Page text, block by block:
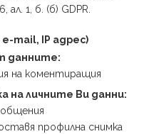
ал. 1, б. (б) GDPR.
mail, IP адрес)
данните:
на коментиращия
на личните Ви данни:
профилна снимка